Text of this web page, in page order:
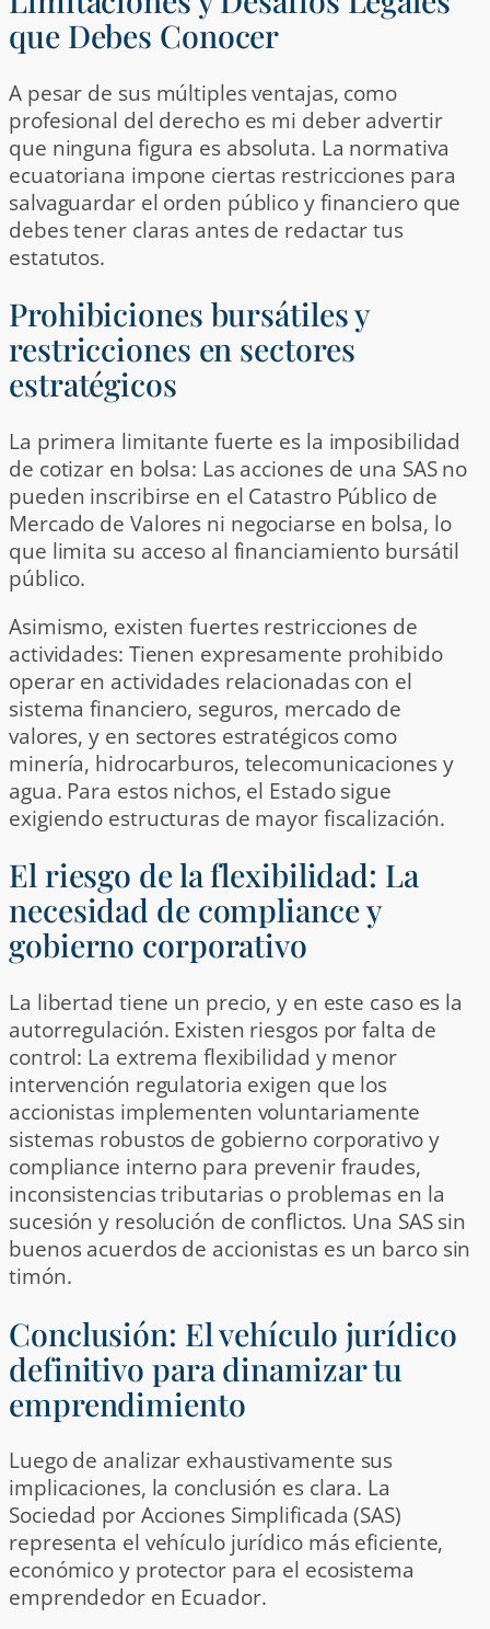
que Debes Conocer
A pesar de sus múltiples ventajas, como
profesional del derecho es mi deber advertir
que ninguna figura es absoluta. La normativa
ecuatoriana impone ciertas restricciones para
salvaguardar el orden público y financiero que
debes tener claras antes de redactar tus
estatutos.
Prohibiciones bursátiles y
restricciones en sectores
estratégicos
La primera limitante fuerte es la imposibilidad
de cotizar en bolsa: Las acciones de una SAS no
pueden inscribirse en el Catastro Público de
Mercado de Valores ni negociarse en bolsa, lo
que limita su acceso al financiamiento bursátil
público.
Asimismo, existen fuertes restricciones de
actividades: Tienen expresamente prohibido
operar en actividades relacionadas con el
sistema financiero, seguros, mercado de
valores, y en sectores estratégicos como
minería, hidrocarburos, telecomunicaciones y
agua. Para estos nichos, el Estado sigue
exigiendo estructuras de mayor fiscalización.
El riesgo de la flexibilidad: La
necesidad de compliance y
gobierno corporativo
La libertad tiene un precio, y en este caso es la
autorregulación. Existen riesgos por falta de
control: La extrema flexibilidad y menor
intervención regulatoria exigen que los
accionistas implementen voluntariamente
sistemas robustos de gobierno corporativo y
compliance interno para prevenir fraudes,
inconsistencias tributarias o problemas en la
sucesión y resolución de conflictos. Una SAS sin
buenos acuerdos de accionistas es un barco sin
timón.
Conclusión: El vehículo jurídico
definitivo para dinamizar tu
emprendimiento
Luego de analizar exhaustivamente sus
implicaciones, la conclusión es clara. La
Sociedad por Acciones Simplificada (SAS)
representa el vehículo jurídico más eficiente,
económico y protector para el ecosistema
emprendedor en Ecuador.